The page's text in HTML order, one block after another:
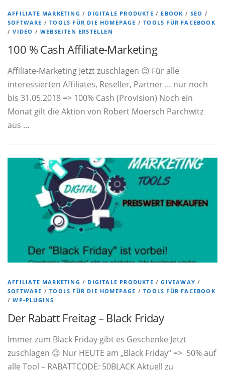
AFFILIATE MARKETING / DIGITALE PRODUKTE / EBOOK /SEO /
SOFTWARE /TOOLS FÜR DIE HOMEPAGE /TOOLS FÜR FACEBOOK
/VIDEO /WEBSEITEN ERSTELLEN
100 % Cash Affiliate-Marketing
Affiliate-Marketing Jetzt zuschlagen 😉 Für alle
interessierten Affiliates, Reseller, Partner … nur noch
bis 31.05.2018 => 100% Cash (Provision) Noch ein
Monat gilt die Aktion von Robert Moersch Parchwitz
aus …
AFFILIATE MARKETING / DIGITALE PRODUKTE /GIVEAWAY /
SOFTWARE /TOOLS FÜR DIE HOMEPAGE /TOOLS FÜR FACEBOOK
/WP-PLUGINS
Der Rabatt Freitag – Black Friday
Immer zum Black Friday gibt es Geschenke Jetzt
zuschlagen 😉 Nur HEUTE am „Black Friday“ => 50% auf
alle Tool – RABATTCODE: 50BLACK Aktuell zu